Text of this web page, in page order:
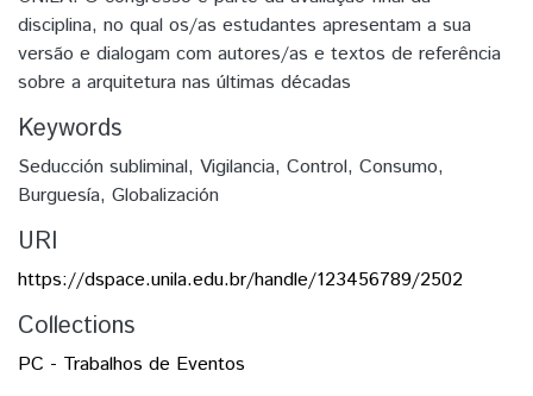
disciplina, no qual os/as estudantes apresentam a sua
versão e dialogam com autores/as e textos de referência
sobre a arquitetura nas últimas décadas
Keywords
Seducción subliminal, Vigilancia, Control, Consumo,
Burguesía, Globalización
URI
https://dspace.unila.edu.br/handle/123456789/2502
Collections
PC - Trabalhos de Eventos